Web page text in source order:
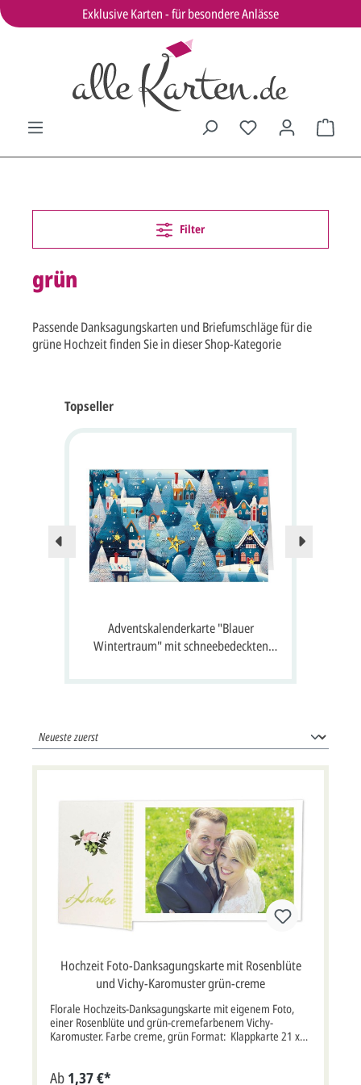
Exklusive Karten - für besondere Anlässe
Filter
grün
Passende Danksagungskarten und Briefumschläge für die
grüne Hochzeit finden Sie in dieser Shop-Kategorie
Topseller
Adventskalenderkarte "Blauer
Wintertraum" mit schneebedeckten
Hochzeit Foto-Danksagungskarte mit Rosenblüte
und Vichy-Karomuster grün-creme
Florale Hochzeits-Danksagungskarte mit eigenem Foto,
einer Rosenblüte und grün-cremefarbenem Vichy-
Karomuster. Farbe creme, grün Format: Klappkarte 21 x
mehr Infos Lieferumfang: Karte, Briefumschlag Passend
Ab 1,37 €*